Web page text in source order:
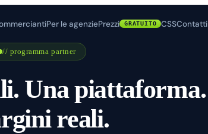
Per le agenziePrezzi GRATUITO CSSContatti
// programma partner
Una piattaforma.
reali.